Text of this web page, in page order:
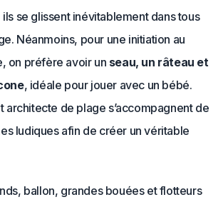
se glissent inévitablement dans tous
Néanmoins, pour une initiation au
on préfère avoir un seau, un râteau et
, idéale pour jouer avec un bébé.
architecte de plage s’accompagnent de
ludiques afin de créer un véritable
ballon, grandes bouées et flotteurs